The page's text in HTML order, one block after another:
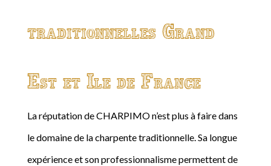
traditionnelles Grand
Est et Ile de France
La réputation de CHARPIMO n’est plus à faire dans
le domaine de la charpente traditionnelle. Sa longue
expérience et son professionnalisme permettent de